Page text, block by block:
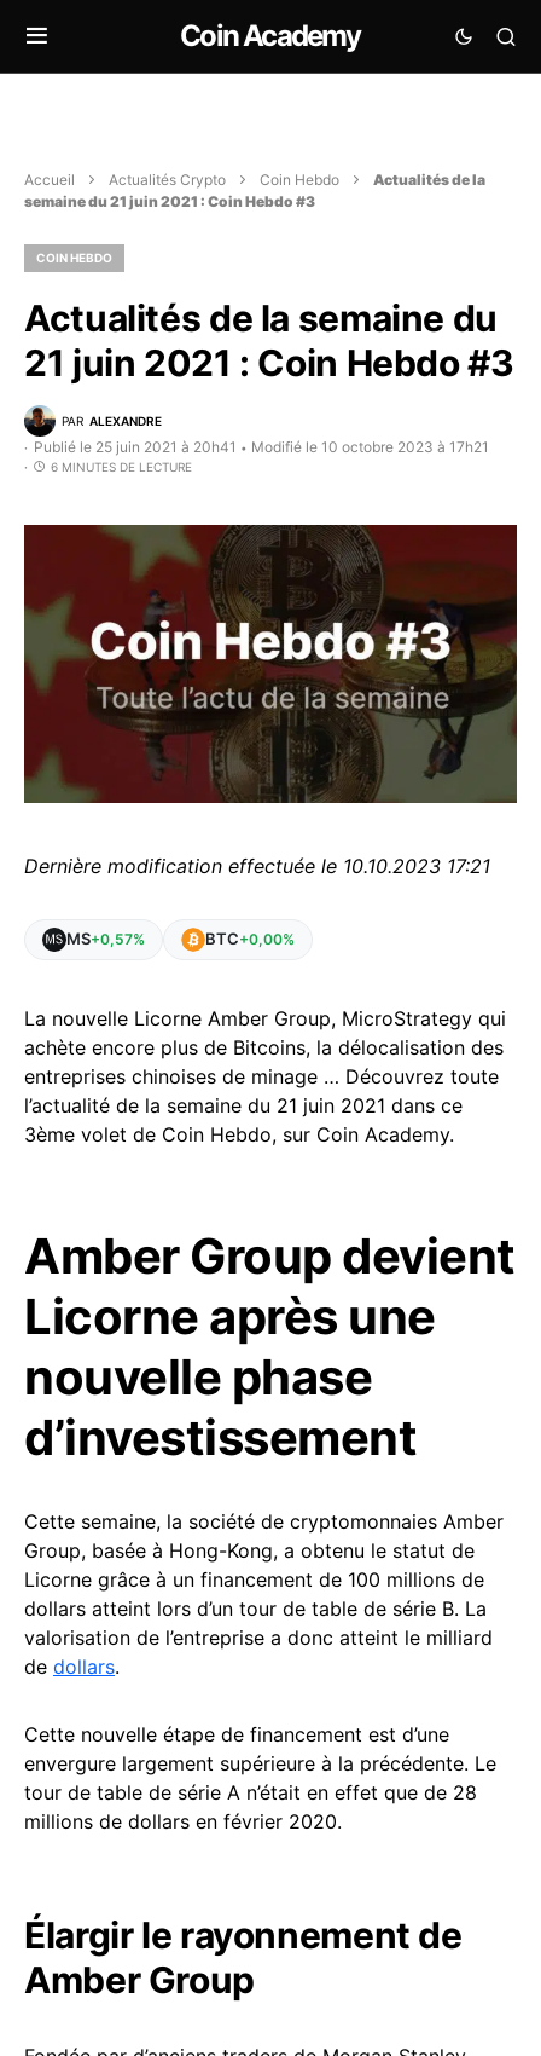
Coin Academy
Accueil Actualités Crypto Coin Hebdo
Actualités de la
semaine du 21 juin 2021 : Coin Hebdo #3
COIN HEBDO
Actualités de la semaine du
21 juin 2021 : Coin Hebdo #3
PAR ALEXANDRE
Publié le 25 juin 2021 à 20h41 • Modifié le 10 octobre 2023 à 17h21
6 MINUTES DE LECTURE
Dernière modification effectuée le 10.10.2023 17:21
MS+0,57% BTC+0,00%
La nouvelle Licorne Amber Group, MicroStrategy qui
achète encore plus de Bitcoins, la délocalisation des
entreprises chinoises de minage … Découvrez toute
l’actualité de la semaine du 21 juin 2021 dans ce
3ème volet de Coin Hebdo, sur Coin Academy.
Amber Group devient
Licorne après une
nouvelle phase
d’investissement
Cette semaine, la société de cryptomonnaies Amber
Group, basée à Hong-Kong, a obtenu le statut de
Licorne grâce à un financement de 100 millions de
dollars atteint lors d’un tour de table de série B. La
valorisation de l’entreprise a donc atteint le milliard
de dollars.
Cette nouvelle étape de financement est d’une
envergure largement supérieure à la précédente. Le
tour de table de série A n’était en effet que de 28
millions de dollars en février 2020.
Élargir le rayonnement de
Amber Group